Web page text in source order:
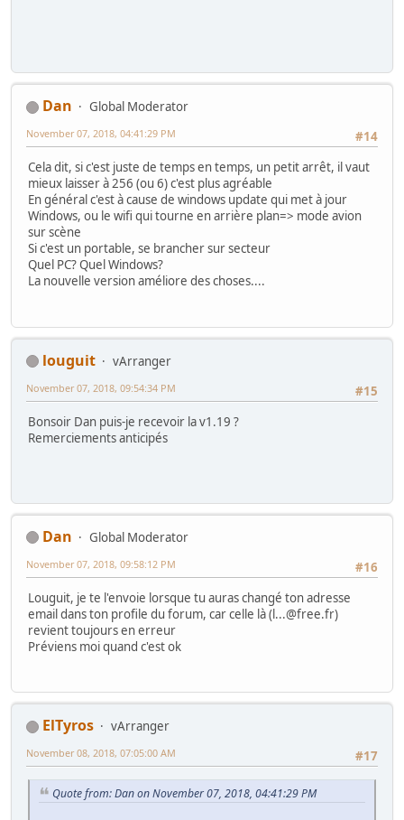
Dan
Global Moderator
#14
November 07, 2018, 04:41:29 PM
Cela dit, si c'est juste de temps en temps, un petit arrêt, il vaut
mieux laisser à 256 (ou 6) c'est plus agréable
En général c'est à cause de windows update qui met à jour
Windows, ou le wifi qui tourne en arrière plan=> mode avion
sur scène
Si c'est un portable, se brancher sur secteur
Quel PC? Quel Windows?
La nouvelle version améliore des choses....
louguit
vArranger
#15
November 07, 2018, 09:54:34 PM
Bonsoir Dan puis-je recevoir la v1.19 ?
Remerciements anticipés
Dan
Global Moderator
#16
November 07, 2018, 09:58:12 PM
Louguit, je te l'envoie lorsque tu auras changé ton adresse
email dans ton profile du forum, car celle là (l...@free.fr)
revient toujours en erreur
Préviens moi quand c'est ok
ElTyros
vArranger
#17
November 08, 2018, 07:05:00 AM
Quote from: Dan on November 07, 2018, 04:41:29 PM